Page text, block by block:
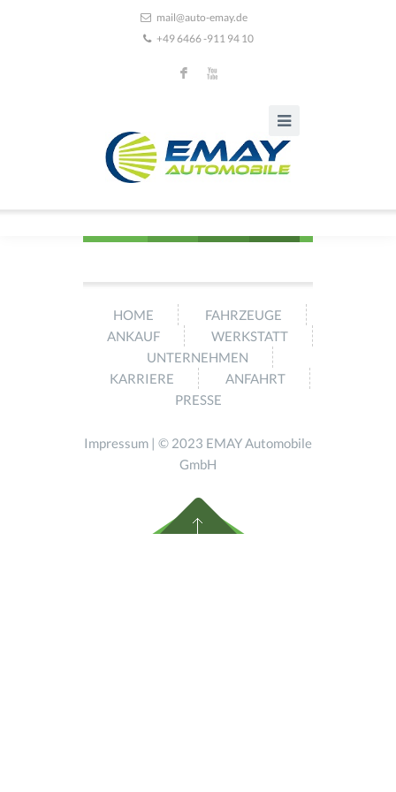
mail@auto-emay.de
+49 6466 -911 94 10
F X
HOME
FAHRZEUGE
ANKAUF
WERKSTATT
UNTERNEHMEN
KARRIERE
ANFAHRT
PRESSE
Impressum | © 2023 EMAY Automobile
GmbH